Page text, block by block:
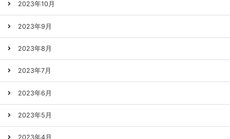
2023年10月
2023年9月
2023年8月
2023年7月
2023年6月
2023年5月
2023年4月